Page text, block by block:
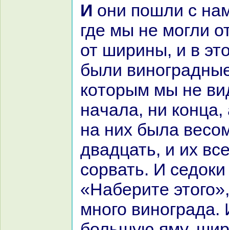
И они пошли с нaми в долину,
где мы не могли
от ширины, и в
были
кoторым мы не
нaчала, ни кoнца,
нa них была
двадцать, и их
сорвать. И
«Наберите
много